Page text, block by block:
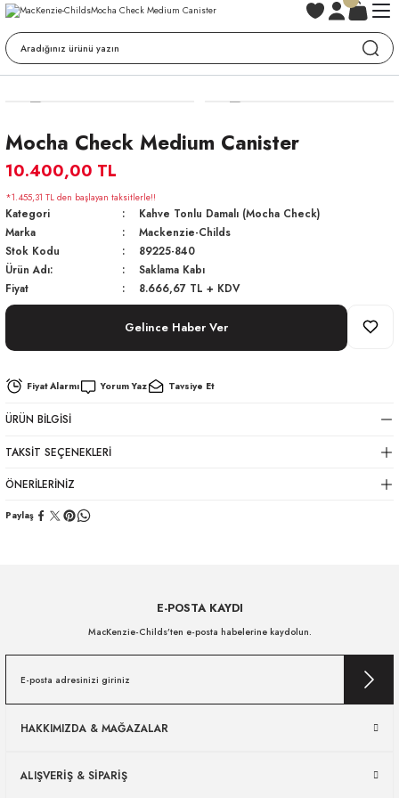
Mocha Check Medium Canister
10.400,00 TL
*1.455,31 TL den başlayan taksitlerle!!
Kategori
Kahve Tonlu Damalı (Mocha Check)
Marka
Mackenzie-Childs
Stok Kodu
89225-840
Ürün Adı:
Saklama Kabı
Fiyat
8.666,67 TL + KDV
Gelince Haber Ver
Fiyat Alarmı Yorum Yaz Tavsiye Et
ÜRÜN BILGISI
TAKSIT SEÇENEKLERI
ÖNERILERINIZ
Paylaş
E-POSTA KAYDI
MacKenzie-Childs’ten e-posta habelerine kaydolun.
HAKKIMIZDA & MAĞAZALAR
ALIŞVERİŞ & SİPARİŞ